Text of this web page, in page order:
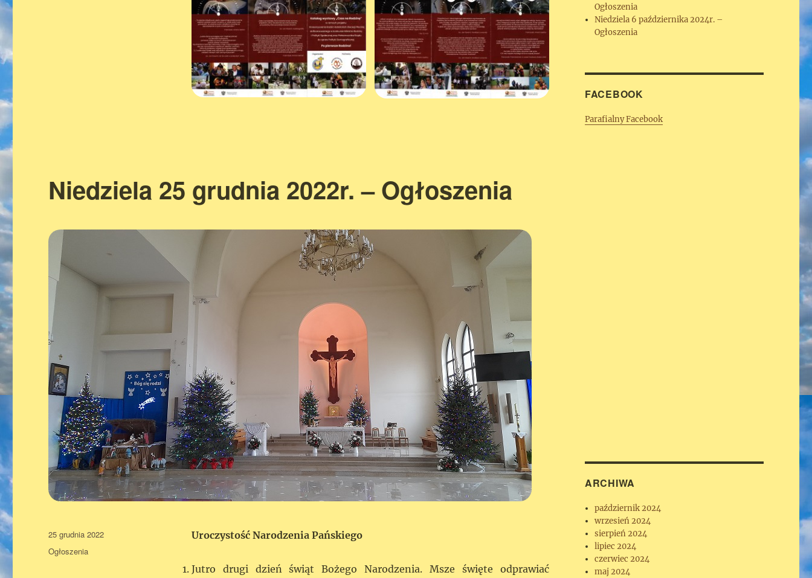
Niedziela 25 grudnia 2022r. – Ogłoszenia
Uroczystość Narodzenia Pańskiego
Jutro drugi dzień świąt Bożego Narodzenia. Msze święte odprawiać
Data
publikacji
25 grudnia 2022
Kategorie
Ogłoszenia
Ogłoszenia
Niedziela 6 października 2024r. –
Ogłoszenia
FACEBOOK
Parafialny Facebook
ARCHIWA
październik 2024
wrzesień 2024
sierpień 2024
lipiec 2024
czerwiec 2024
maj 2024